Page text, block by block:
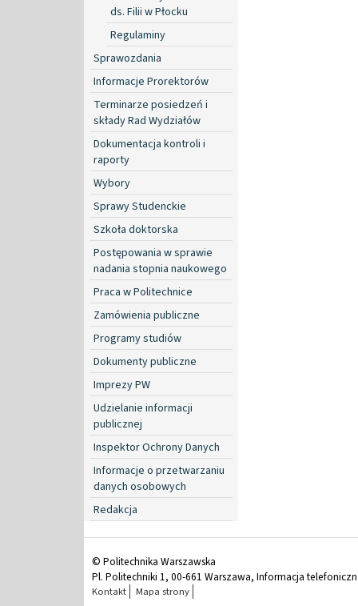
ds. Filii w Płocku
Regulaminy
Sprawozdania
Informacje Prorektorów
Terminarze posiedzeń i
składy Rad Wydziałów
Dokumentacja kontroli i
raporty
Wybory
Sprawy Studenckie
Szkoła doktorska
Postępowania w sprawie
nadania stopnia naukowego
Praca w Politechnice
Zamówienia publiczne
Programy studiów
Dokumenty publiczne
Imprezy PW
Udzielanie informacji
publicznej
Inspektor Ochrony Danych
Informacje o przetwarzaniu
danych osobowych
Redakcja
© Politechnika Warszawska
Pl. Politechniki 1, 00-661 Warszawa, Informacja
Kontakt Mapa strony